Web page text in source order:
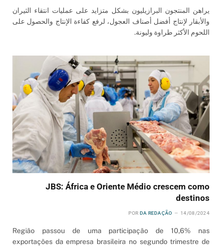
يراهن المنتجون البرازيليون بشكل متزايد على عمليات انتقاء الثيران
والأبقار لإنتاج أفضل أصناف العجول، لرفع كفاءة الإنتاج والحصول على
اللحوم الأكثر طراوة وليونة.
JBS: África e Oriente Médio crescem como
destinos
POR DA REDAÇÃO 14/08/2024
Região passou de uma participação de 10,6% nas
exportações da empresa brasileira no segundo trimestre de